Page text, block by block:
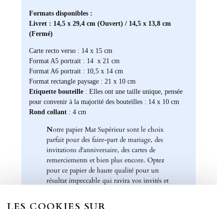
Formats disponibles :
Livret : 14,5 x 29,4 cm (Ouvert) / 14,5 x 13,8 cm
(Fermé)
Carte recto verso : 14 x 15 cm
Format A5 portrait : 14 x 21 cm
Format A6 portrait : 10,5 x 14 cm
Format rectangle paysage : 21 x 10 cm
Etiquette bouteille: Elles ont une taille unique, pensée
pour convenir à la majorité des bouteilles : 14 x 10 cm
Rond collant : 4 cm
Notre papier Mat Supérieur sont le choix
parfait pour des faire-part de mariage, des
invitations d'anniversaire, des cartes de
remerciements et bien plus encore. Optez
pour ce papier de haute qualité pour un
résultat impeccable qui ravira vos invités et
LES COOKIES SUR